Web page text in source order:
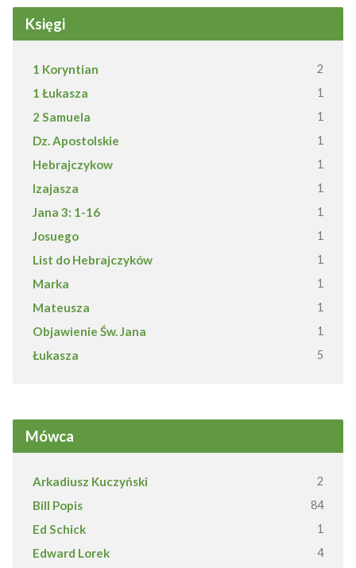
Księgi
1 Koryntian 2
1 Łukasza 1
2 Samuela 1
Dz. Apostolskie 1
Hebrajczykow 1
Izajasza 1
Jana 3: 1-16 1
Josuego 1
List do Hebrajczyków 1
Marka 1
Mateusza 1
Objawienie Św. Jana 1
Łukasza 5
Mówca
Arkadiusz Kuczyński 2
Bill Popis 84
Ed Schick 1
Edward Lorek 4